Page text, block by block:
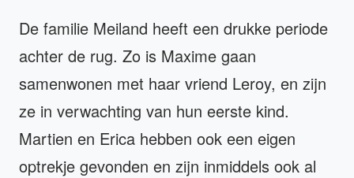
De familie Meiland heeft een drukke periode
achter de rug. Zo is Maxime gaan
samenwonen met haar vriend Leroy, en zijn
ze in verwachting van hun eerste kind.
Martien en Erica hebben ook een eigen
optrekje gevonden en zijn inmiddels ook al